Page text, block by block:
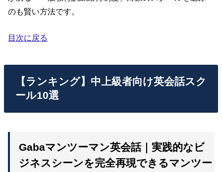
のも賢い方法です。
目次に戻る
【ランキング】中上級者向け英会話スク
ール10選
Gabaマンツーマン英会話｜実践的なビ
ジネスシーンを完全再現できるマンツー